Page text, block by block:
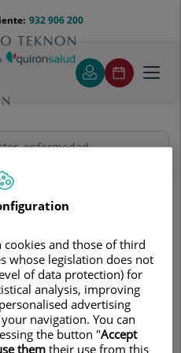
932 906 200
Teknon
y hemodinámica
y
de las
con catéteres
manera menos
and those of third
whose legislation does not
of data protection) for
analysis, improving
advertising
navigation. You can
the button "Accept
them their use from this